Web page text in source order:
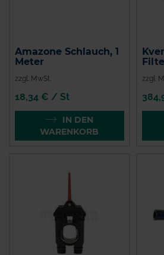
Amazone Schlauch, 1
Meter
zzgl. MwSt.
18,34 € / St
IN DEN
WARENKORB
zzgl.